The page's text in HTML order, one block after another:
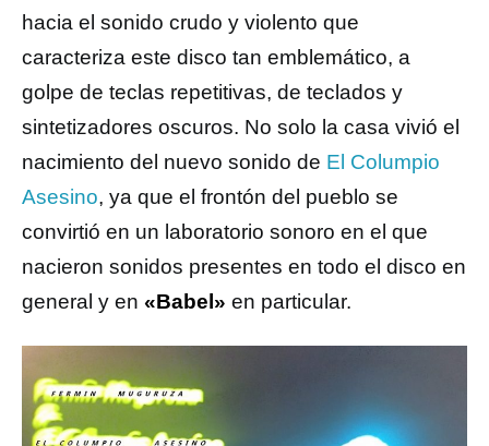
hacia el sonido crudo y violento que
caracteriza este disco tan emblemático, a
golpe de teclas repetitivas, de teclados y
sintetizadores oscuros. No solo la casa vivió el
nacimiento del nuevo sonido de El Columpio
Asesino, ya que el frontón del pueblo se
convirtió en un laboratorio sonoro en el que
nacieron sonidos presentes en todo el disco en
general y en «Babel» en particular.